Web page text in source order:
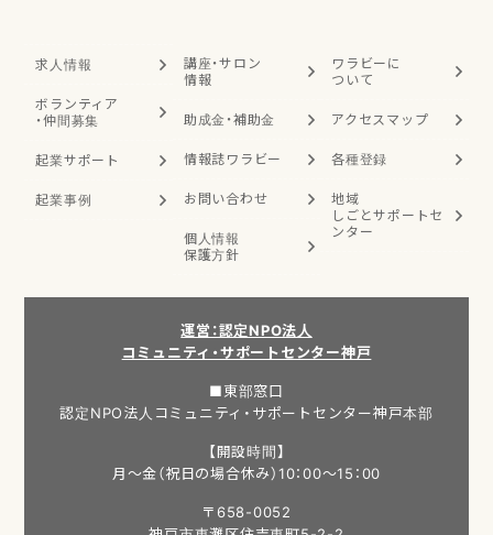
求人情報
ボランティア
・仲間募集
起業サポート
起業事例
講座・サロン
情報
助成金・補助金
情報誌ワラビー
お問い合わせ
個人情報
保護方針
ワラビーに
ついて
アクセスマップ
各種登録
地域
しごとサポートセ
ンター
運営：認定NPO法人
コミュニティ・サポートセンター神戸
■東部窓口
認定NPO法人コミュニティ・サポートセンター神戸本部
【開設時間】
月～金（祝日の場合休み）10：00～15：00
〒658-0052